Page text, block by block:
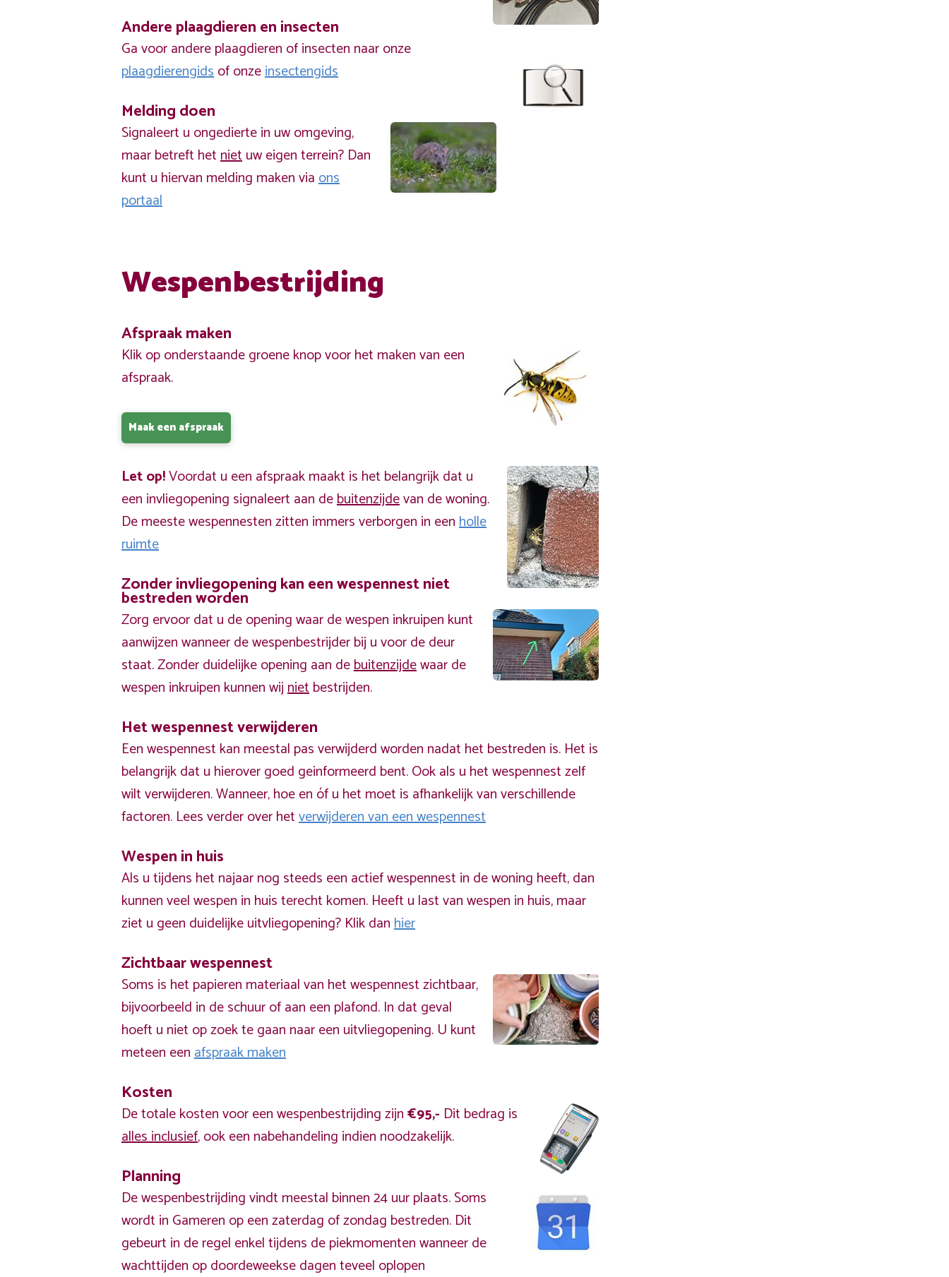
Andere plaagdieren en insecten
Ga voor andere plaagdieren of insecten naar onze
plaagdierengidsof onzeinsectengids
Melding doen
Signaleert u ongedierte in uw omgeving,
maar betreft hetnietuw eigen terrein? Dan
kunt u hiervan melding maken viaons
portaal
Wespenbestrijding
Afspraak maken
Klik op onderstaande groene knop voor het maken van een
afspraak.
Maak een afspraak
Let op!Voordat u een afspraak maakt is het belangrijk dat u
een invliegopening signaleert aan debuitenzijdevan de woning.
De meeste wespennesten zitten immers verborgen in eenholle
ruimte
Zonder invliegopening kan een wespennest niet
bestreden worden
Zorg ervoor dat u de opening waar de wespen inkruipen kunt
aanwijzen wanneer de wespenbestrijder bij u voor de deur
staat. Zonder duidelijke opening aan debuitenzijdewaar de
wespen inkruipen kunnen wijnietbestrijden.
Het wespennest verwijderen
Een wespennest kan meestal pas verwijderd worden nadat het bestreden is. Het is
belangrijk dat u hierover goed geinformeerd bent. Ook als u het wespennest zelf
wilt verwijderen. Wanneer, hoe en óf u het moet is afhankelijk van verschillende
factoren. Lees verder over hetverwijderen van een wespennest
Wespen in huis
Als u tijdens het najaar nog steeds een actief wespennest in de woning heeft, dan
kunnen veel wespen in huis terecht komen. Heeft u last van wespen in huis, maar
ziet u geen duidelijke uitvliegopening? Klik danhier
Zichtbaar wespennest
Soms is het papieren materiaal van het wespennest zichtbaar,
bijvoorbeeld in de schuur of aan een plafond. In dat geval
hoeft u niet op zoek te gaan naar een uitvliegopening. U kunt
meteen eenafspraak maken
Kosten
De totale kosten voor een wespenbestrijding zijn€95,- Dit bedrag is
alles inclusief, ook een nabehandeling indien noodzakelijk.
Planning
De wespenbestrijding vindt meestal binnen 24 uur plaats. Soms
wordt in Gameren op een zaterdag of zondag bestreden. Dit
gebeurt in de regel enkel tijdens de piekmomenten wanneer de
wachttijden op doordeweekse dagen teveel oplopen